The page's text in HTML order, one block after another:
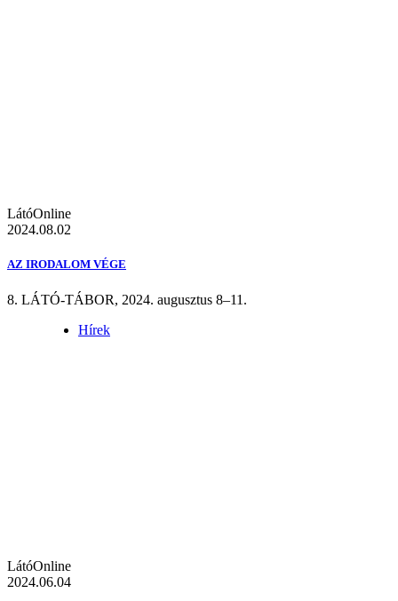
LátóOnline
2024.08.02
AZ IRODALOM VÉGE
8. LÁTÓ-TÁBOR, 2024. augusztus 8–11.
Hírek
LátóOnline
2024.06.04